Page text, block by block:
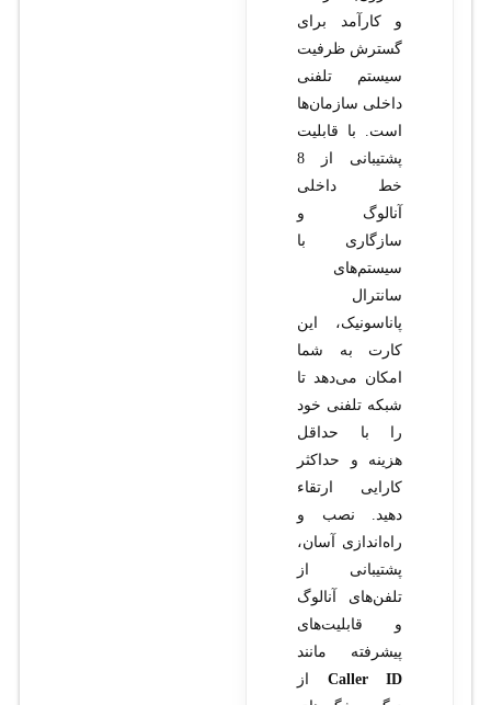
و کارآمد برای
گسترش ظرفیت
سیستم تلفنی
داخلی سازمان‌ها
است. با قابلیت
پشتیبانی از 8
خط داخلی
آنالوگ و
سازگاری با
سیستم‌های
سانترال
پاناسونیک، این
کارت به شما
امکان می‌دهد تا
شبکه تلفنی خود
را با حداقل
هزینه و حداکثر
کارایی ارتقاء
دهید. نصب و
راه‌اندازی آسان،
پشتیبانی از
تلفن‌های آنالوگ
و قابلیت‌های
پیشرفته مانند
Caller ID از